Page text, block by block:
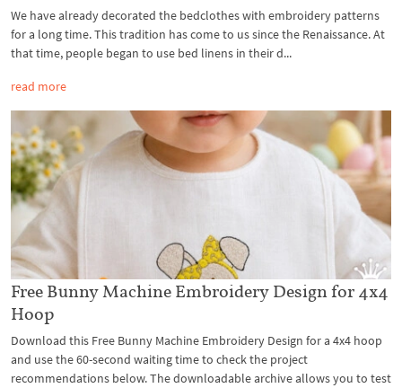
We have already decorated the bedclothes with embroidery patterns
for a long time. This tradition has come to us since the Renaissance. At
that time, people began to use bed linens in their d...
read more
Free Bunny Machine Embroidery Design for 4x4
Hoop
Download this Free Bunny Machine Embroidery Design for a 4x4 hoop
and use the 60-second waiting time to check the project
recommendations below. The downloadable archive allows you to test